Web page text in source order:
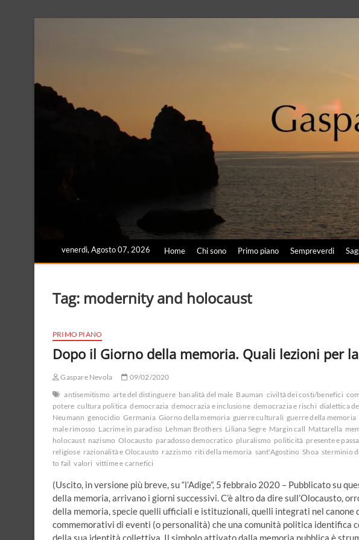
venerdì, Agosto 07, 2026 Home Chi sono Primo piano Sempreverdi
Tag: modernity and holocaust
PRIMO PIANO
Dopo il Giorno della memoria. Quali lezioni per
Gaspare Nevola
09/02/2020
antisemitismo arte del distinguere banalità del male Bauman civiltà dei costi/benefici
potere cultura politica democrazia democrazia e inclusione democrazia e rischi dialettica
Neumann genocidio Germania Giorno della memoria guerre culturali guerre della memoria
male rimosso Lacrime in paradiso Lehman Brothers Liliana Segre Margin call Mattarella
holocaust nazismo Olocausto paradosso democratico pluralismo politicità presente e
religiose razionalità e Olocausto razzismo riti della memoria sant'Agostino Shoa sterminio
to fail valori vittime e carnefici
(Uscito, in versione più breve, su “l’Adige”, 5 febbraio 2020 – Pubblicato su
della memoria, arrivano i giorni successivi. C’è altro da dire sull’Olocausto,
della memoria, specie quelli ufficiali e istituzionali, quelli integrati nel canone
commemorativi di eventi (o personalità) che una comunità politica identifica